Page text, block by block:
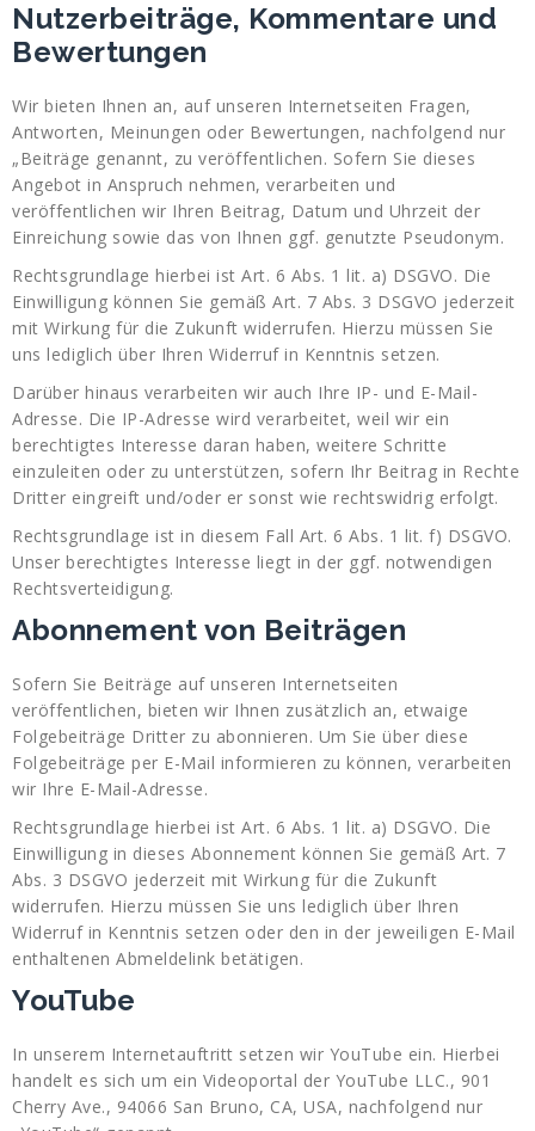
Nutzerbeiträge, Kommentare und
Bewertungen
Wir bieten Ihnen an, auf unseren Internetseiten Fragen,
Antworten, Meinungen oder Bewertungen, nachfolgend nur
„Beiträge genannt, zu veröffentlichen. Sofern Sie dieses
Angebot in Anspruch nehmen, verarbeiten und
veröffentlichen wir Ihren Beitrag, Datum und Uhrzeit der
Einreichung sowie das von Ihnen ggf. genutzte Pseudonym.
Rechtsgrundlage hierbei ist Art. 6 Abs. 1 lit. a) DSGVO. Die
Einwilligung können Sie gemäß Art. 7 Abs. 3 DSGVO jederzeit
mit Wirkung für die Zukunft widerrufen. Hierzu müssen Sie
uns lediglich über Ihren Widerruf in Kenntnis setzen.
Darüber hinaus verarbeiten wir auch Ihre IP- und E-Mail-
Adresse. Die IP-Adresse wird verarbeitet, weil wir ein
berechtigtes Interesse daran haben, weitere Schritte
einzuleiten oder zu unterstützen, sofern Ihr Beitrag in Rechte
Dritter eingreift und/oder er sonst wie rechtswidrig erfolgt.
Rechtsgrundlage ist in diesem Fall Art. 6 Abs. 1 lit. f) DSGVO.
Unser berechtigtes Interesse liegt in der ggf. notwendigen
Rechtsverteidigung.
Abonnement von Beiträgen
Sofern Sie Beiträge auf unseren Internetseiten
veröffentlichen, bieten wir Ihnen zusätzlich an, etwaige
Folgebeiträge Dritter zu abonnieren. Um Sie über diese
Folgebeiträge per E-Mail informieren zu können, verarbeiten
wir Ihre E-Mail-Adresse.
Rechtsgrundlage hierbei ist Art. 6 Abs. 1 lit. a) DSGVO. Die
Einwilligung in dieses Abonnement können Sie gemäß Art. 7
Abs. 3 DSGVO jederzeit mit Wirkung für die Zukunft
widerrufen. Hierzu müssen Sie uns lediglich über Ihren
Widerruf in Kenntnis setzen oder den in der jeweiligen E-Mail
enthaltenen Abmeldelink betätigen.
YouTube
In unserem Internetauftritt setzen wir YouTube ein. Hierbei
handelt es sich um ein Videoportal der YouTube LLC., 901
Cherry Ave., 94066 San Bruno, CA, USA, nachfolgend nur